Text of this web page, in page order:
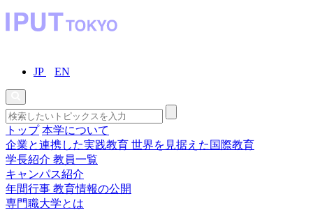
JP EN
トップ 本学について
企業と連携した実践教育 世界を見据えた国際教育
学長紹介 教員一覧
キャンパス紹介
年間行事 教育情報の公開
専門職大学とは